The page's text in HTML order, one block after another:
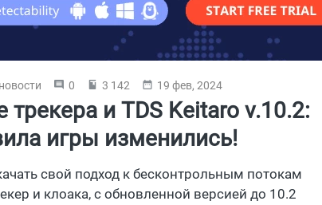
0 3 142 19 фев, 2024
трекера и TDS Keitaro v.10.2:
игры изменились!
свой подход к бесконтрольным потокам
и клоака, с обновленной версией до 10.2